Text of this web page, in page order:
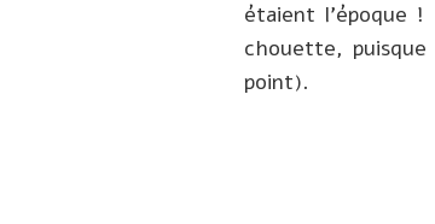
étaient l’époque
chouette,
point).